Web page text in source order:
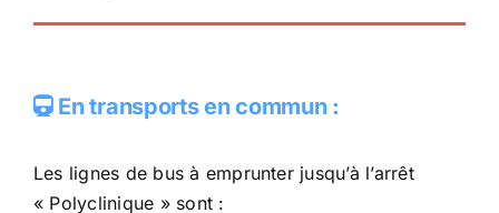
En transports en commun :
Les lignes de bus à emprunter jusqu’à l’arrêt
« Polyclinique » sont :